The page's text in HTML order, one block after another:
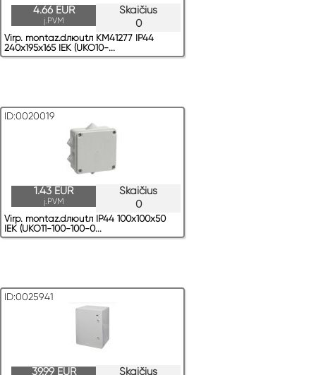
Skaičius
0
4.66 EUR
į.PVM
Virр. montaz.dлюutл KM41277 IP44
240x195x165 IEK (UKO10-...
ID:0020019
Skaičius
0
1.43 EUR
į.PVM
Virр. montaz.dлюutл IP44 100x100x50
IEK (UKO11-100-100-0...
ID:0025941
Skaičius
39.99 EUR